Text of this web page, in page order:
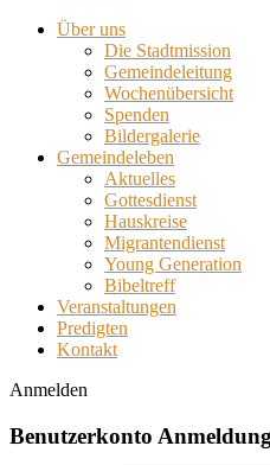
Über uns
Die Stadtmission
Gemeindeleitung
Wochenübersicht
Spenden
Bildergalerie
Gemeindeleben
Aktuelles
Gottesdienst
Hauskreise
Migrantendienst
Young Generation
Bibeltreff
Veranstaltungen
Predigten
Kontakt
Anmelden
Benutzerkonto Anmeldung